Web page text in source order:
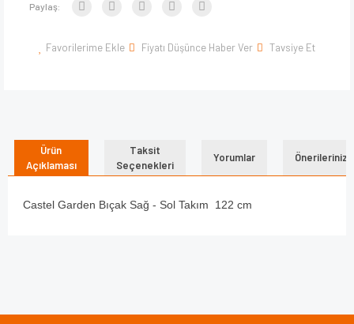
Paylaş:
Favorilerime Ekle Fiyatı Düşünce Haber Ver Tavsiye Et
Ürün
Açıklaması
Taksit
Seçenekleri
Yorumlar Önerileriniz
Castel Garden Bıçak Sağ - Sol Takım 122 cm